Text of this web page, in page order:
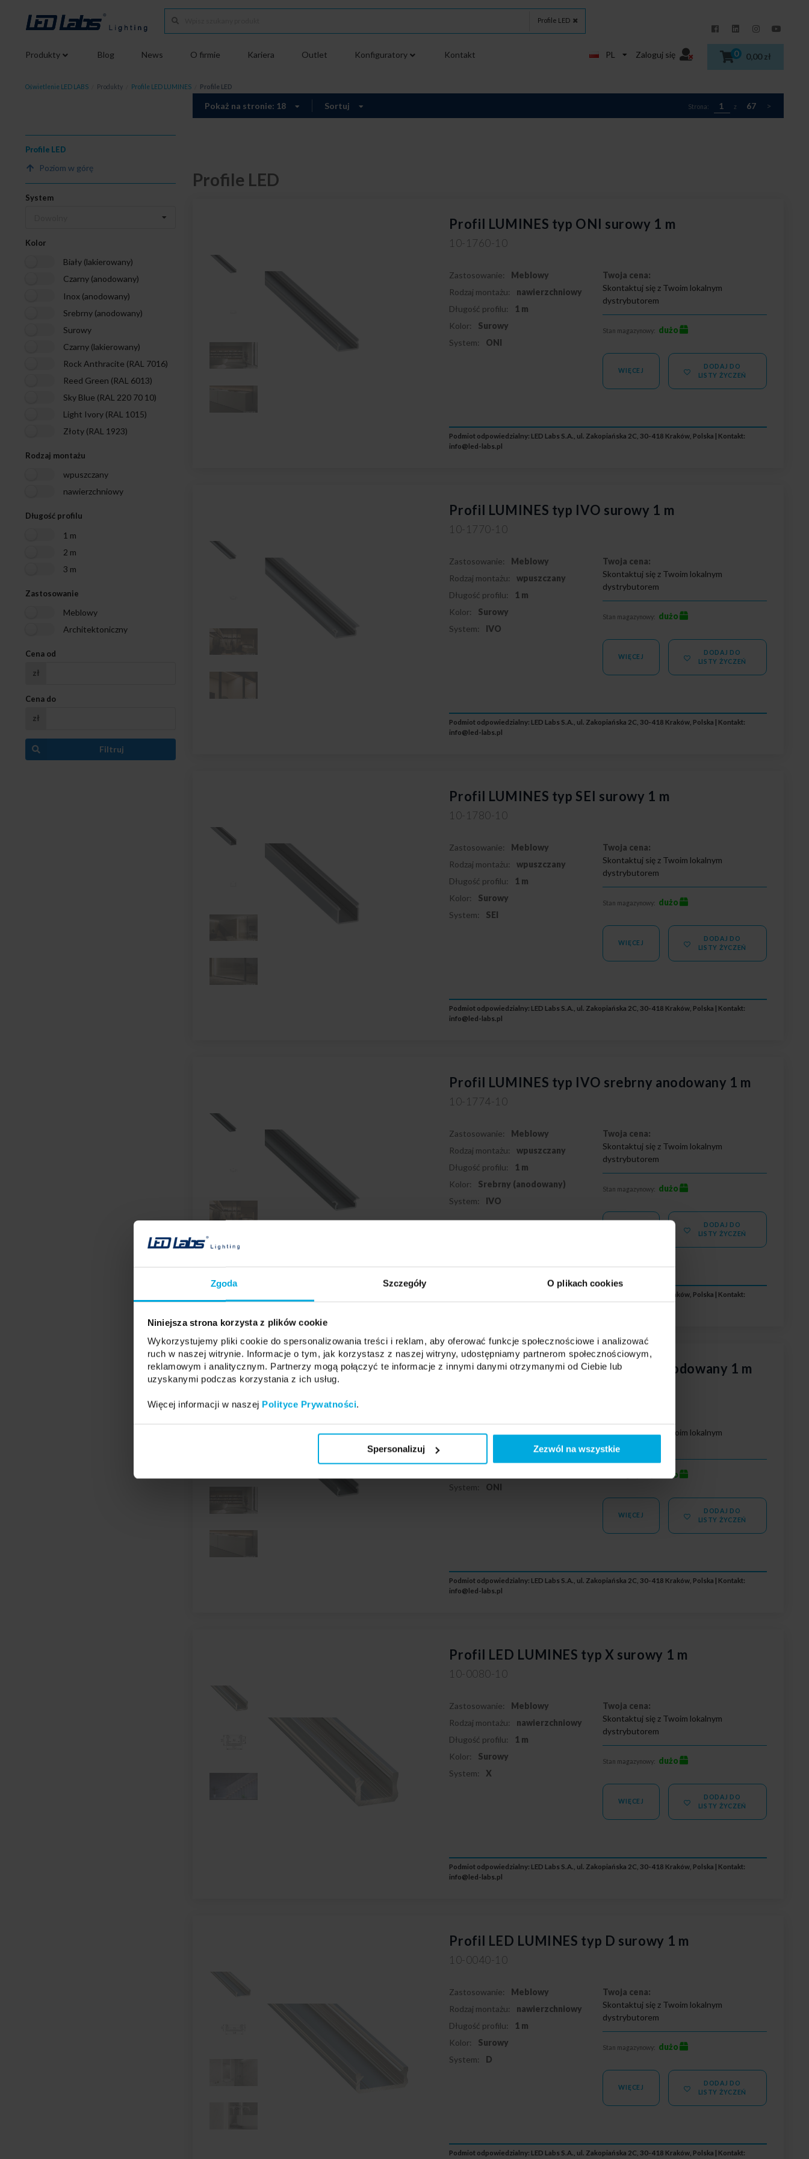
Zgoda Szczegóły O plikach cookies
Niniejsza strona korzysta z plików cookie
Wykorzystujemy pliki cookie do spersonalizowania treści i reklam, aby oferować funkcje społecznościowe i analizować
ruch w naszej witrynie. Informacje o tym, jak korzystasz z naszej witryny, udostępniamy partnerom społecznościowym,
reklamowym i analitycznym. Partnerzy mogą połączyć te informacje z innymi danymi otrzymanymi od Ciebie lub
uzyskanymi podczas korzystania z ich usług.
Więcej informacji w naszej Polityce Prywatności.
Spersonalizuj Zezwól na wszystkie
Profile LED
Produkty Blog News O firmie Kariera Outlet Konfiguratory Kontakt PL Zaloguj się 0 0,00 zł
Oświetlenie LED LABS Produkty Profile LED LUMINES Profile LED
Profile LED
Poziom w górę
System
Kolor
Biały (lakierowany)
Czarny (anodowany)
Inox (anodowany)
Srebrny (anodowany)
Surowy
Czarny (lakierowany)
Rock Anthracite (RAL 7016)
Reed Green (RAL 6013)
Sky Blue (RAL 220 70 10)
Light Ivory (RAL 1015)
Złoty (RAL 1923)
Rodzaj montażu
wpuszczany
nawierzchniowy
Długość profilu
1 m
2 m
3 m
Zastosowanie
Meblowy
Architektoniczny
Cena od
zł
Cena do
zł
Filtruj
Pokaż na stronie: 18 Sortuj Strona: 1 z 67 >
Profile LED
Profil LUMINES typ ONI surowy 1 m
10-1760-10
Zastosowanie:
Meblowy
Rodzaj montażu:
nawierzchniowy
Długość profilu:
1 m
Kolor:
Surowy
System:
ONI
Twoja cena:
Skontaktuj się z Twoim lokalnym
dystrybutorem
Stan magazynowy: dużo
WIĘCEJ
DODAJ DO
LISTY ŻYCZEŃ
Podmiot odpowiedzialny: LED Labs S.A., ul. Zakopiańska 2C, 30-418 Kraków, Polska | Kontakt:
info@led-labs.pl
Profil LUMINES typ IVO surowy 1 m
10-1770-10
Zastosowanie:
Meblowy
Rodzaj montażu:
wpuszczany
Długość profilu:
1 m
Kolor:
Surowy
System:
IVO
Twoja cena:
Skontaktuj się z Twoim lokalnym
dystrybutorem
Stan magazynowy: dużo
WIĘCEJ
DODAJ DO
LISTY ŻYCZEŃ
Podmiot odpowiedzialny: LED Labs S.A., ul. Zakopiańska 2C, 30-418 Kraków, Polska | Kontakt:
info@led-labs.pl
Profil LUMINES typ SEI surowy 1 m
10-1780-10
Zastosowanie:
Meblowy
Rodzaj montażu:
wpuszczany
Długość profilu:
1 m
Kolor:
Surowy
System:
SEI
Twoja cena:
Skontaktuj się z Twoim lokalnym
dystrybutorem
Stan magazynowy: dużo
WIĘCEJ
DODAJ DO
LISTY ŻYCZEŃ
Podmiot odpowiedzialny: LED Labs S.A., ul. Zakopiańska 2C, 30-418 Kraków, Polska | Kontakt:
info@led-labs.pl
Profil LUMINES typ IVO srebrny anodowany 1 m
10-1774-10
Zastosowanie:
Meblowy
Rodzaj montażu:
wpuszczany
Długość profilu:
1 m
Kolor:
Srebrny (anodowany)
System:
IVO
Twoja cena:
Skontaktuj się z Twoim lokalnym
dystrybutorem
Stan magazynowy: dużo
DODAJ DO
LISTY ŻYCZEŃ
Podmiot odpowiedzialny: LED Labs S.A., ul. Zakopiańska 2C, 30-418 Kraków, Polska | Kontakt:
info@led-labs.pl
Profil LUMINES typ ONI srebrny anodowany 1 m
Rodzaj montażu: nawierzchniowy
System:
ONI
Skontaktuj się z Twoim lokalnym
dystrybutorem
dużo
WIĘCEJ
DODAJ DO
LISTY ŻYCZEŃ
Podmiot odpowiedzialny: LED Labs S.A., ul. Zakopiańska 2C, 30-418 Kraków, Polska | Kontakt:
info@led-labs.pl
Profil LED LUMINES typ X surowy 1 m
10-0080-10
Zastosowanie:
Meblowy
Rodzaj montażu:
nawierzchniowy
Długość profilu:
1 m
Kolor:
Surowy
System:
X
Twoja cena:
Skontaktuj się z Twoim lokalnym
dystrybutorem
Stan magazynowy: dużo
WIĘCEJ
DODAJ DO
LISTY ŻYCZEŃ
Podmiot odpowiedzialny: LED Labs S.A., ul. Zakopiańska 2C, 30-418 Kraków, Polska | Kontakt:
info@led-labs.pl
Profil LED LUMINES typ D surowy 1 m
10-0040-10
Zastosowanie:
Meblowy
Rodzaj montażu:
nawierzchniowy
Długość profilu:
1 m
Kolor:
Surowy
System:
D
Twoja cena:
Skontaktuj się z Twoim lokalnym
dystrybutorem
Stan magazynowy: dużo
WIĘCEJ
DODAJ DO
LISTY ŻYCZEŃ
Podmiot odpowiedzialny: LED Labs S.A., ul. Zakopiańska 2C, 30-418 Kraków, Polska | Kontakt: